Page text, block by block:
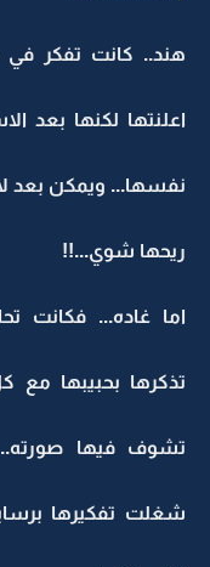
هند.. كانت تفكر في
اعلنتها لكنها بعد
نفسها... ويمكن بعد
ريحها شوي...!!
اما غاده... فكانت
تذكرها بحبيبها
تشوف فيها
شغلت تفكيرها